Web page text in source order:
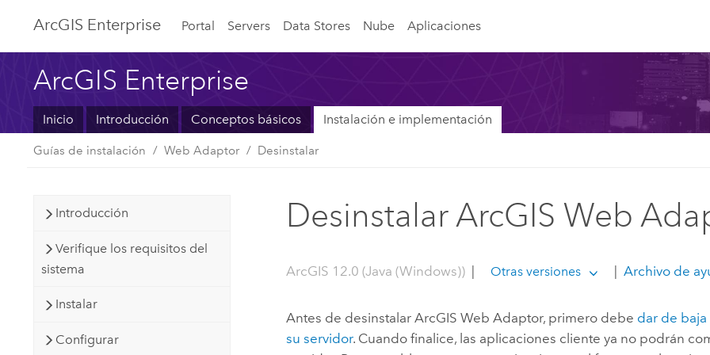
ArcGIS Enterprise Portal Servers Data Stores Nube Aplicaciones
ArcGIS Enterprise
Inicio Introducción Conceptos básicos Instalación e implementación
Guías de instalación Web Adaptor Desinstalar
Introducción
Verifique los requisitos del
sistema
Instalar
Configurar
Desinstalar ArcGIS Web
ArcGIS 12.0 (Java (Windows)) | Otras versiones | Archivo de
Antes de desinstalarArcGIS Web Adaptor, primero debe dar de
su servidor. Cuando finalice, las aplicaciones cliente ya no podrán